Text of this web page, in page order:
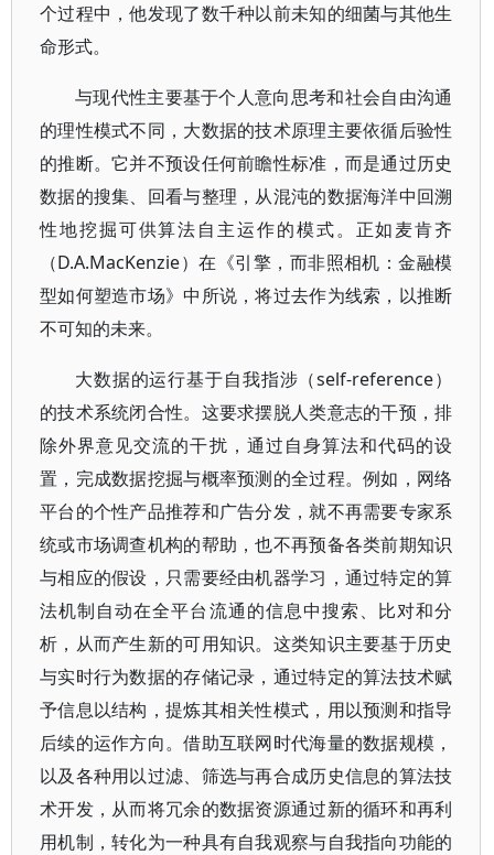
个过程中，他发现了数千种以前未知的细菌与其他生
命形式。
与现代性主要基于个人意向思考和社会自由沟通
的理性模式不同，大数据的技术原理主要依循后验性
的推断。它并不预设任何前瞻性标准，而是通过历史
数据的搜集、回看与整理，从混沌的数据海洋中回溯
性地挖掘可供算法自主运作的模式。正如麦肯齐
（D.A.MacKenzie）在《引擎，而非照相机：金融模
型如何塑造市场》中所说，将过去作为线索，以推断
不可知的未来。
大数据的运行基于自我指涉（self-reference）
的技术系统闭合性。这要求摆脱人类意志的干预，排
除外界意见交流的干扰，通过自身算法和代码的设
置，完成数据挖掘与概率预测的全过程。例如，网络
平台的个性产品推荐和广告分发，就不再需要专家系
统或市场调查机构的帮助，也不再预备各类前期知识
与相应的假设，只需要经由机器学习，通过特定的算
法机制自动在全平台流通的信息中搜索、比对和分
析，从而产生新的可用知识。这类知识主要基于历史
与实时行为数据的存储记录，通过特定的算法技术赋
予信息以结构，提炼其相关性模式，用以预测和指导
后续的运作方向。借助互联网时代海量的数据规模，
以及各种用以过滤、筛选与再合成历史信息的算法技
术开发，从而将冗余的数据资源通过新的循环和再利
用机制，转化为一种具有自我观察与自我指向功能的